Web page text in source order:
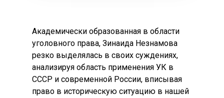
Академически образованная в области
уголовного права, Зинаида Незнамова
резко выделялась в своих суждениях,
анализируя область применения УК в
СССР и современной России, вписывая
право в историческую ситуацию в нашей